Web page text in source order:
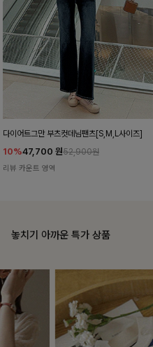
다이어트그만 부츠컷데님팬츠[S,M,L사이즈]
10%47,700 원52,900원
리뷰 카운트 영역
놓치기 아까운 특가 상품